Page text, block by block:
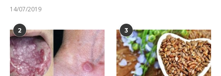
14/07/2019
2 3